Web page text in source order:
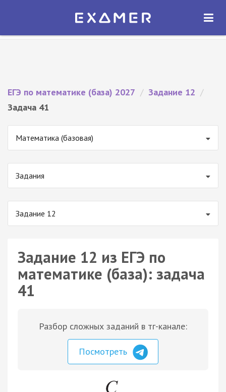
Экзамер — ЕГЭ 2027
ОТКРЫТЬ
ЕГЭ по математике (база) 2027 / Задание 12 /
Задача 41
Математика (базовая)
Задания
Задание 12
Задание 12 из ЕГЭ по
математике (база): задача
41
Разбор сложных заданий в тг-канале:
Посмотреть